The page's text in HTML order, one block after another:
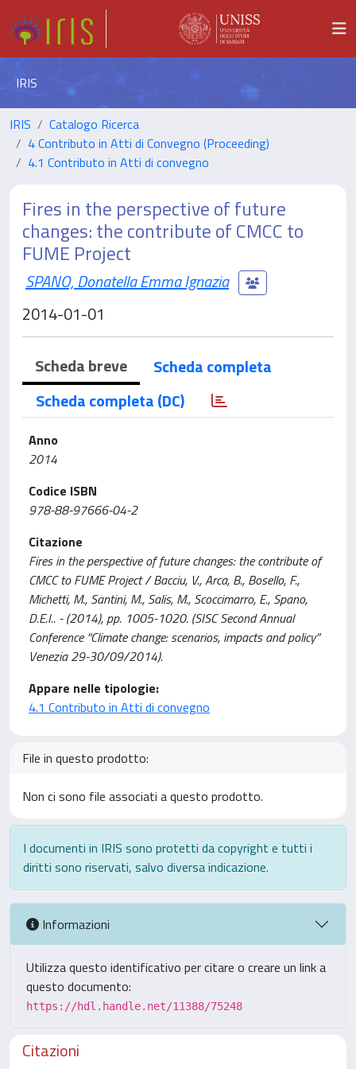
IRIS
IRIS
Catalogo Ricerca
4 Contributo in Atti di Convegno (Proceeding)
4.1 Contributo in Atti di convegno
Fires in the perspective of future
changes: the contribute of CMCC to
FUME Project
SPANO, Donatella Emma Ignazia
2014-01-01
Scheda breve
Scheda completa
Scheda completa (DC)
Anno
2014
Codice ISBN
978-88-97666-04-2
Citazione
Fires in the perspective of future changes: the contribute of
CMCC to FUME Project / Bacciu, V., Arca, B., Bosello, F.,
Michetti, M., Santini, M., Salis, M., Scoccimarro, E., Spano,
D.E.I.. - (2014), pp. 1005-1020. (SISC Second Annual
Conference “Climate change: scenarios, impacts and policy”
Venezia 29-30/09/2014).
Appare nelle tipologie:
4.1 Contributo in Atti di convegno
File in questo prodotto:
Non ci sono file associati a questo prodotto.
I documenti in IRIS sono protetti da copyright e tutti i
diritti sono riservati, salvo diversa indicazione.
Informazioni
Utilizza questo identificativo per citare o creare un link a
questo documento:
https://hdl.handle.net/11388/75248
Citazioni